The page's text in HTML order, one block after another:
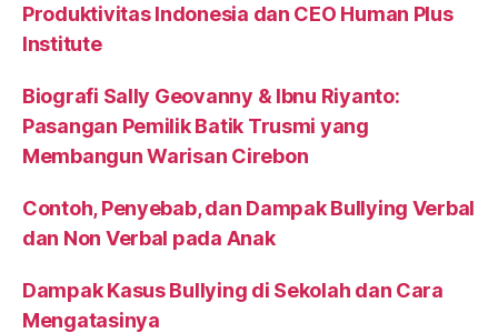
Produktivitas Indonesia dan CEO Human Plus
Institute
Biografi Sally Geovanny & Ibnu Riyanto:
Pasangan Pemilik Batik Trusmi yang
Membangun Warisan Cirebon
Contoh, Penyebab, dan Dampak Bullying Verbal
dan Non Verbal pada Anak
Dampak Kasus Bullying di Sekolah dan Cara
Mengatasinya